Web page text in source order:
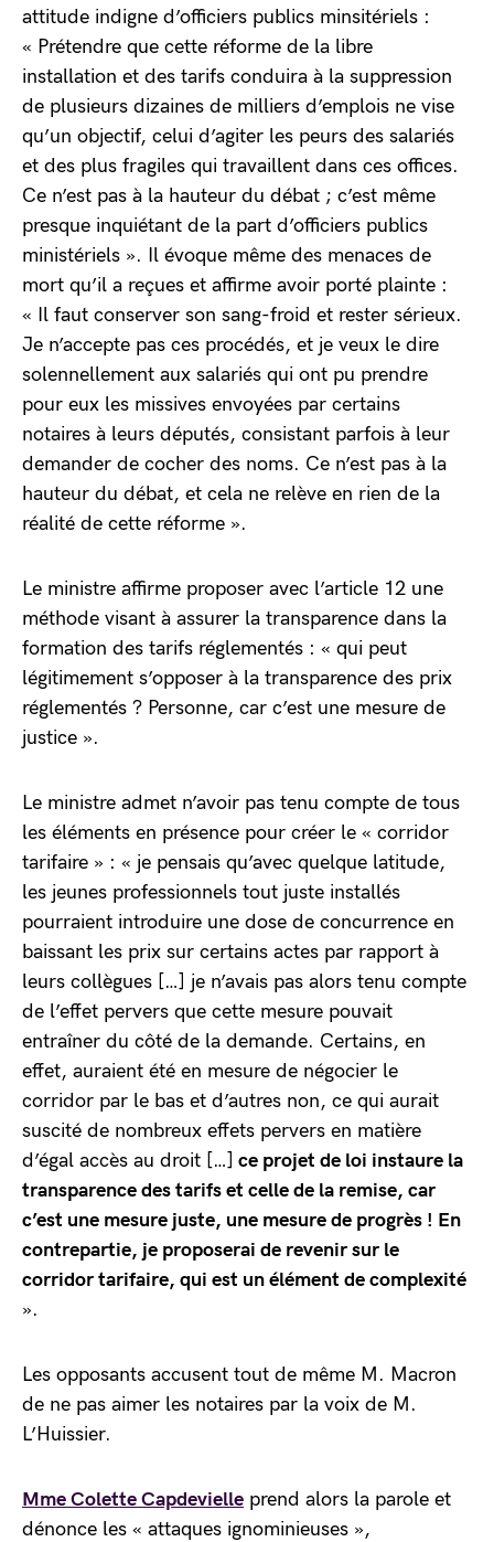
attitude indigne d’officiers publics minsitériels :
« Prétendre que cette réforme de la libre
installation et des tarifs conduira à la suppression
de plusieurs dizaines de milliers d’emplois ne vise
qu’un objectif, celui d’agiter les peurs des salariés
et des plus fragiles qui travaillent dans ces offices.
Ce n’est pas à la hauteur du débat ; c’est même
presque inquiétant de la part d’officiers publics
ministériels ». Il évoque même des menaces de
mort qu’il a reçues et affirme avoir porté plainte :
« Il faut conserver son sang-froid et rester sérieux.
Je n’accepte pas ces procédés, et je veux le dire
solennellement aux salariés qui ont pu prendre
pour eux les missives envoyées par certains
notaires à leurs députés, consistant parfois à leur
demander de cocher des noms. Ce n’est pas à la
hauteur du débat, et cela ne relève en rien de la
réalité de cette réforme ».
Le ministre affirme proposer avec l’article 12 une
méthode visant à assurer la transparence dans la
formation des tarifs réglementés : « qui peut
légitimement s’opposer à la transparence des prix
réglementés ? Personne, car c’est une mesure de
justice ».
Le ministre admet n’avoir pas tenu compte de tous
les éléments en présence pour créer le « corridor
tarifaire » : « je pensais qu’avec quelque latitude,
les jeunes professionnels tout juste installés
pourraient introduire une dose de concurrence en
baissant les prix sur certains actes par rapport à
leurs collègues […] je n’avais pas alors tenu compte
de l’effet pervers que cette mesure pouvait
entraîner du côté de la demande. Certains, en
effet, auraient été en mesure de négocier le
corridor par le bas et d’autres non, ce qui aurait
suscité de nombreux effets pervers en matière
d’égal accès au droit […] ce projet de loi instaure la
transparence des tarifs et celle de la remise, car
c’est une mesure juste, une mesure de progrès ! En
contrepartie, je proposerai de revenir sur le
corridor tarifaire, qui est un élément de complexité
».
Les opposants accusent tout de même M. Macron
de ne pas aimer les notaires par la voix de M.
L’Huissier.
Mme Colette Capdevielle prend alors la parole et
dénonce les « attaques ignominieuses »,